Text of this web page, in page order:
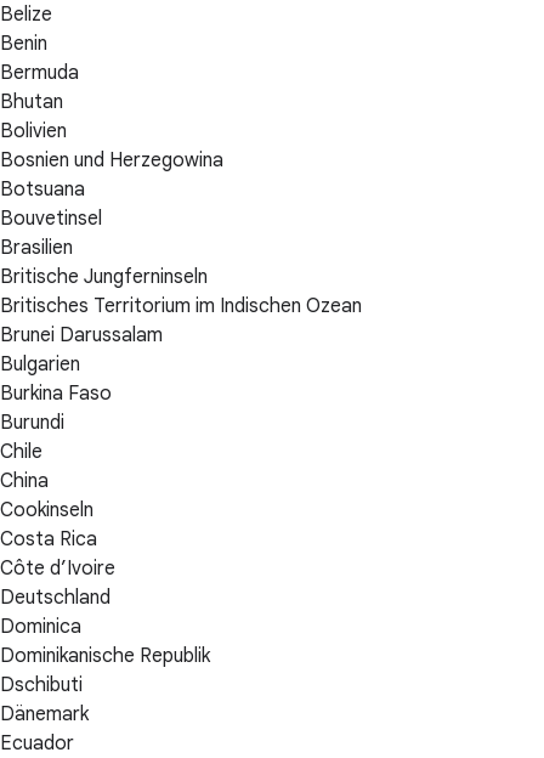
Belize
Benin
Bermuda
Bhutan
Bolivien
Bosnien und Herzegowina
Botsuana
Bouvetinsel
Brasilien
Britische Jungferninseln
Britisches Territorium im Indischen Ozean
Brunei Darussalam
Bulgarien
Burkina Faso
Burundi
Chile
China
Cookinseln
Costa Rica
Côte d’Ivoire
Deutschland
Dominica
Dominikanische Republik
Dschibuti
Dänemark
Ecuador